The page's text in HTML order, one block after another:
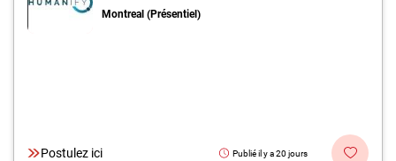
Montreal (Présentiel)
Postulez ici Publié il y a 20 jours